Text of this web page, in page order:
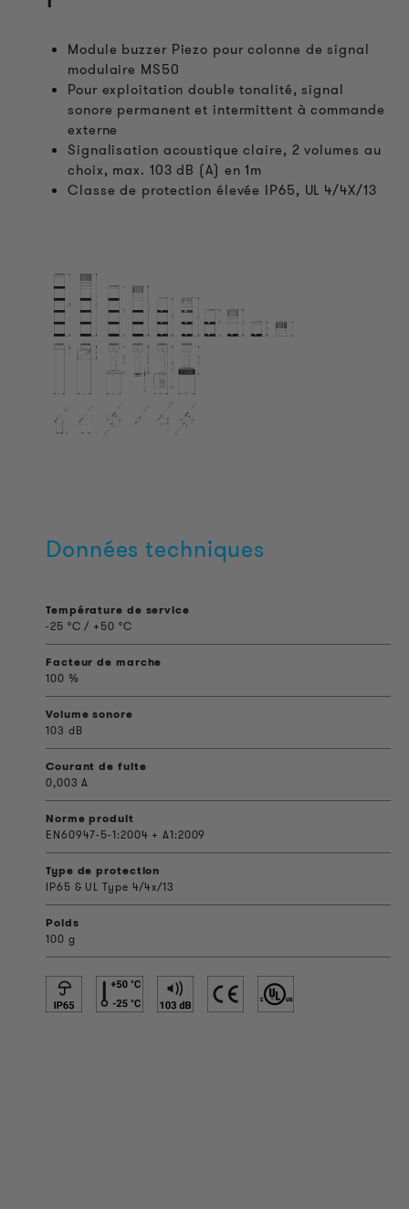
Module buzzer Piezo pour colonne de signal
modulaire MS50
Pour exploitation double tonalité, signal
sonore permanent et intermittent à commande
externe
Signalisation acoustique claire, 2 volumes au
choix, max. 103 dB (A) en 1m
Classe de protection élevée IP65, UL 4/4X/13
Données techniques
Température de service
-25 °C / +50 °C
Facteur de marche
100 %
Volume sonore
103 dB
Courant de fuite
0,003 A
Norme produit
EN60947-5-1:2004 + A1:2009
Type de protection
IP65 & UL Type 4/4x/13
Poids
100 g